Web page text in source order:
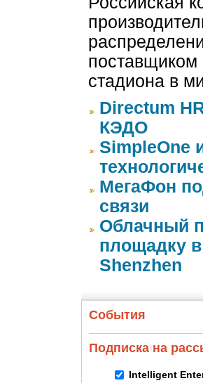
поставщиком
стадиона в
Directum
КЭДО
SimpleOne
МегаФон
связи
Облачный
площадку в
Shenzhen
События
Подписка на
Intelligent